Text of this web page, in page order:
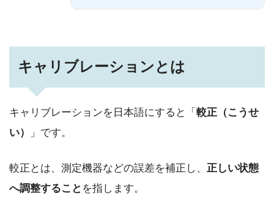
キャリブレーションとは
キャリブレーションを日本語にすると「 較正（こうせ
い）
」です。
較正とは、測定機器などの誤差を補正し、 正しい状態
へ調整すること を指します。